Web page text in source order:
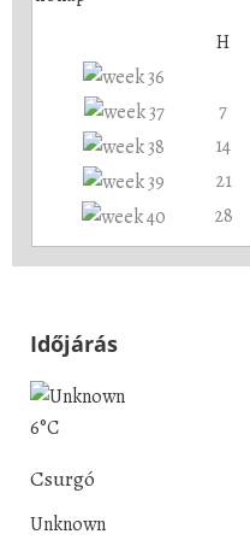
H
7
14
21
28
Időjárás
6°C
Csurgó
Unknown